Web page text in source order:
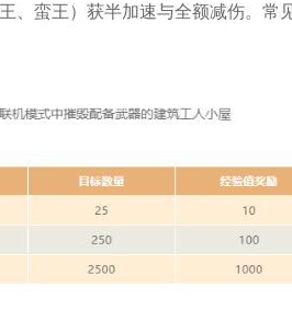
、蛮王）获半加速与全额减伤。常